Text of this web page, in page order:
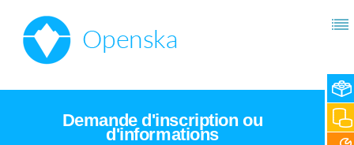
Demande d'inscription ou
d'informations